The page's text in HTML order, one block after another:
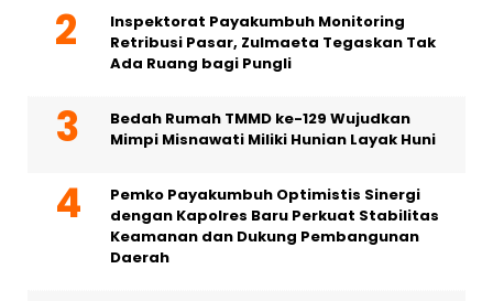
Inspektorat Payakumbuh Monitoring
Retribusi Pasar, Zulmaeta Tegaskan Tak
Ada Ruang bagi Pungli
Bedah Rumah TMMD ke-129 Wujudkan
Mimpi Misnawati Miliki Hunian Layak Huni
Pemko Payakumbuh Optimistis Sinergi
dengan Kapolres Baru Perkuat Stabilitas
Keamanan dan Dukung Pembangunan
Daerah